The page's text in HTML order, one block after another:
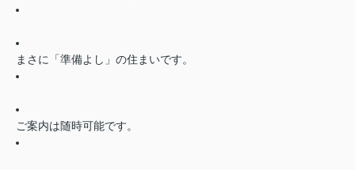
まさに「準備よし」の住まいです。
ご案内は随時可能です。